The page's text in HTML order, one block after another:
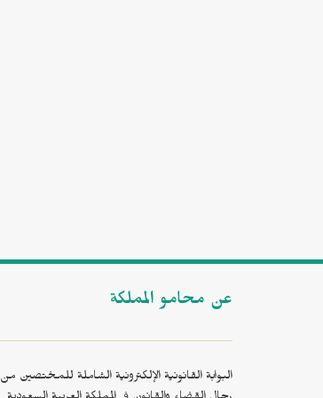
عن محامو المملكة
البوابة القانونية الإلكترونية الشاملة للمختصين من